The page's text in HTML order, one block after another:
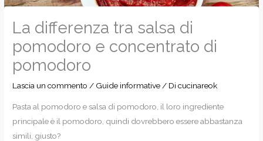
La differenza tra salsa di
pomodoro e concentrato di
pomodoro
Lascia un commento / Guide informative/ Dicucinareok
Pasta al pomodoro e salsa di pomodoro, il loro ingrediente
principale è il pomodoro, quindi dovrebbero essere abbastanza
simili, giusto?